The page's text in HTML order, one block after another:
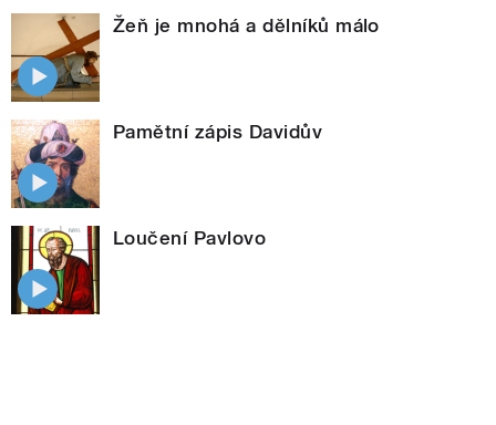
Žeň je mnohá a dělníků málo
Pamětní zápis Davidův
Loučení Pavlovo